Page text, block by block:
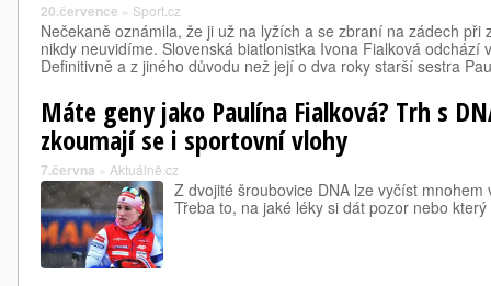
20.července » Sport.cz
Nečekaně oznámila, že ji už na lyžích a se zbraní na zádech při
nikdy neuvidíme. Slovenská biatlonistka Ivona Fialková odchází
Definitivně a z jiného důvodu než její o dva roky starší sestra
Máte geny jako Paulína Fialková? Trh s
zkoumají se i sportovní vlohy
7.června » Aktuálně.cz
Z dvojité šroubovice DNA lze vyčíst
Třeba to, na jaké léky si dát pozor nebo